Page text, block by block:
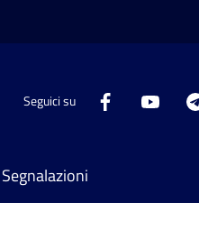
Seguici su
Segnalazioni